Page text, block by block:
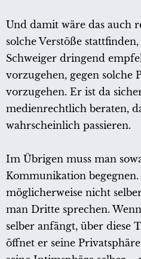
Und damit wäre das auch
solche Verstöße
Schweiger dringend
vorzugehen, gegen solche
vorzugehen. Er ist da
medienrechtlich beraten,
wahrscheinlich passieren.
Im Übrigen muss man
Kommunikation begegnen.
möglicherweise nicht
man Dritte sprechen.
selber anfängt, über diese
öffnet er seine